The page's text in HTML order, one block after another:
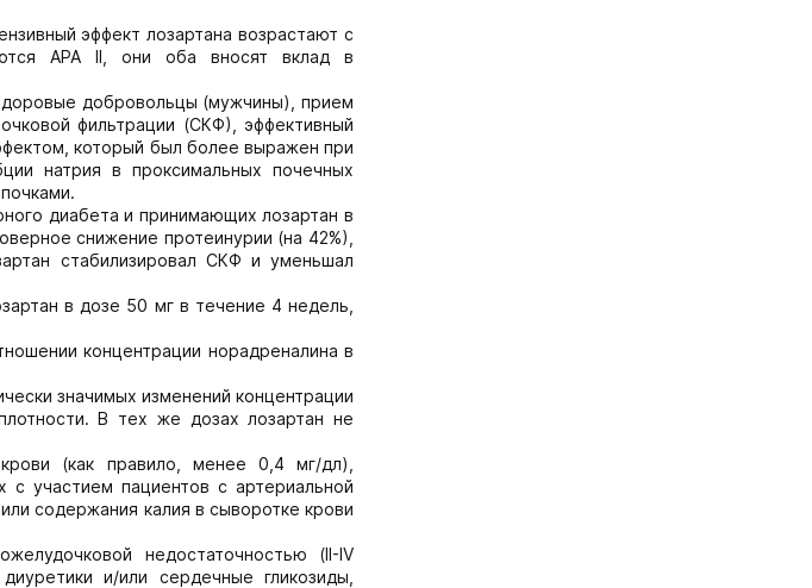
эффект лозартана возрастают с
АРА II, они оба вносят вклад в
добровольцы (мужчины), прием
фильтрации (СКФ), эффективный
который был более выражен при
натрия в проксимальных почечных
диабета и принимающих лозартан в
снижение протеинурии (на 42%),
стабилизировал СКФ и уменьшал
в дозе 50 мг в течение 4 недель,
концентрации норадреналина в
значимых изменений концентрации
В тех же дозах лозартан не
(как правило, менее 0,4 мг/дл),
с участием пациентов с артериальной
содержания калия в сыворотке крови
недостаточностью (II-IV
и/или сердечные гликозиды,